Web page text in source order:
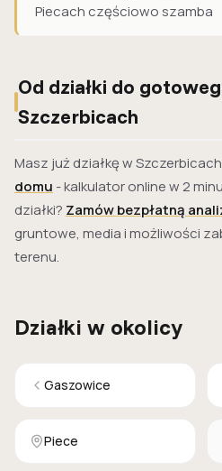
Piecach częściowo szamba
Od działki do
Szczerbicach
Masz już działkę w
domu - kalkulator online w 2
działki? Zamów bezpłatną
gruntowe, media i możliwości
terenu.
Działki w okolicy
Gaszowice
Piece